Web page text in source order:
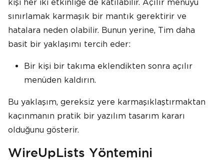
kişi her iki etkinliğe de katılabilir. Açılır menüyü
sınırlamak karmaşık bir mantık gerektirir ve
hatalara neden olabilir. Bunun yerine, Tim daha
basit bir yaklaşımı tercih eder:
Bir kişi bir takıma eklendikten sonra açılır
menüden kaldırın.
Bu yaklaşım, gereksiz yere karmaşıklaştırmaktan
kaçınmanın pratik bir yazılım tasarım kararı
olduğunu gösterir.
WireUpLists Yöntemini